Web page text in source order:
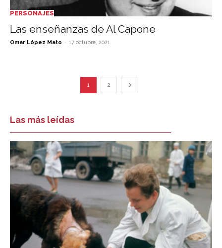
PERSONAJES
Las enseñanzas de Al Capone
Omar López Mato - 17 octubre, 2021
1 2
Las más leídas